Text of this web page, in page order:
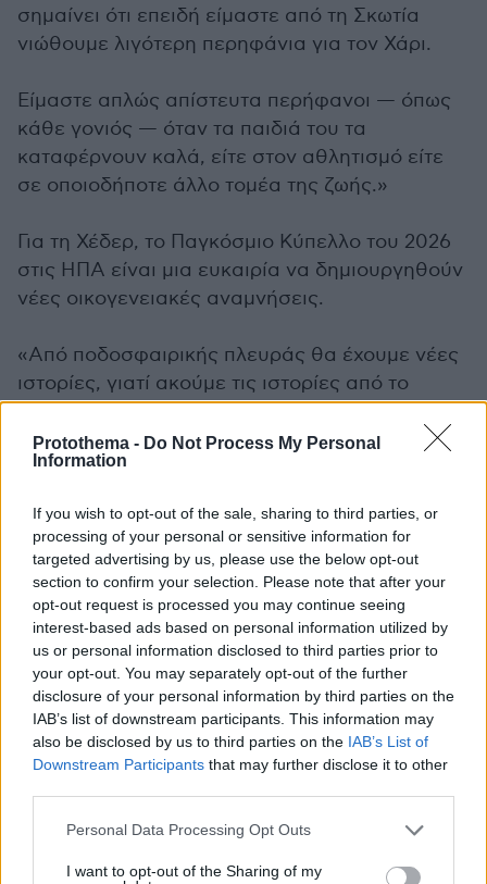
Protothema - Do Not Process My Personal
Information
If you wish to opt-out of the sale, sharing to third parties, or
processing of your personal or sensitive information for
targeted advertising by us, please use the below opt-out
section to confirm your selection. Please note that after your
opt-out request is processed you may continue seeing
interest-based ads based on personal information utilized by
us or personal information disclosed to third parties prior to
your opt-out. You may separately opt-out of the further
disclosure of your personal information by third parties on the
IAB’s list of downstream participants. This information may
also be disclosed by us to third parties on the IAB’s List of
Downstream Participants that may further disclose it to other
Please note that this website/app uses one or more Google
not limited to your visit or usage behaviour. You may click to
Personal Data Processing Opt Outs
I want to opt-out of the Sharing of my
σημαίνει ότι επειδή είμαστε από τη Σκωτία
νιώθουμε λιγότερη περηφάνια για τον Χάρι.
Είμαστε απλώς απίστευτα περήφανοι — όπως
κάθε γονιός — όταν τα παιδιά του τα
καταφέρνουν καλά, είτε στον αθλητισμό είτε
σε οποιοδήποτε άλλο τομέα της ζωής.»
Για τη Χέδερ, το Παγκόσμιο Κύπελλο του 2026
στις ΗΠΑ είναι μια ευκαιρία να δημιουργηθούν
νέες οικογενειακές αναμνήσεις.
«Από ποδοσφαιρικής πλευράς θα έχουμε νέες
ιστορίες, γιατί ακούμε τις ιστορίες από το
πολλές καινούριες ιστορίες και αναμνήσεις για
όλη την οικογένεια», λέει.
«Αναμνήσεις και ιστορίες που θα μας
συνοδεύουν για πάντα. Και αυτό δεν είναι
τελικά το πιο σημαντικό για μια οικογένεια;»
Thema Insights
Ακολουθήστε τοprotothema.gr στο Google News
και μάθετε πρώτοι όλες τις ειδήσεις
Δείτε όλες τις τελευταίες Ειδήσεις
από την Ελλάδα
και τον Κόσμο, τη στιγμή που συμβαίνουν, στο